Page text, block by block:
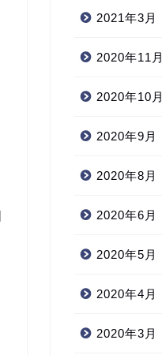
2021年3月
2020年11月
2020年10月
2020年9月
2020年8月
2020年6月
2020年5月
2020年4月
2020年3月